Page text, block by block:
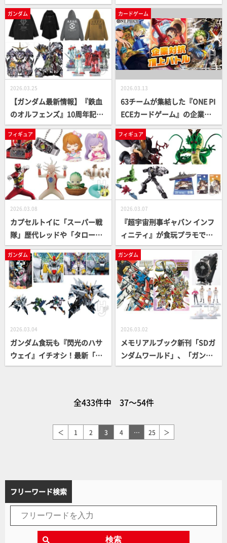
形・合体・そして可動機構を
チェックだ！【勇者エクスカ
イザー】
活！「Ξ(クスィー)ガンダム」
や「ストライクフリーダムガ
ンダム弐式」などの機体がラ
インナップ／「ならぶんで
す。」シリーズにはビックサ
イズの「ハロ」が登場【ガシ
ャポン®最新情報】
ガンダム
2026.03.25
【ガンダム最新情報】『鉄血
のオルフェンズ』10周年記念
作のBlu-ray/DVD発売決定！
『機動戦士ガンダム』登場MS
のアクスタや、ジャケットな
どのアパレル商品がズラリと
登場
カードゲーム
2026.03.13
63チームが集結した『ONE PI
ECEカードゲーム』の企業対
抗頂上バトルが開催！ 交流＆
対戦で大盛り上がり！
フィギュア
2026.03.08
カプセルトイに「スーパー戦
隊」歴代レッドや「タローマ
ン」暗闇で光るフィギュアマ
スコットなどがラインナッ
プ！【カプセルトイ最新情
報】
フィギュア
2026.03.07
『超宇宙刑事ギャバン インフ
ィニティ』が食玩プラモでも
始動！プライズフィギュアに
『ONEPIECE』シャンクスや
『BLEACH』ハリベルが登
場！【フィギュア最新情報】
ガンダム
2026.03.04
ガンダム食玩も『閃光のハサ
ウェイ』イチオシ！最新「G
フレームFA 09」は『キルケ
弾にも『ハサウェイ』のMSが
ガンダム
2026.03.02
メモリアルブック新刊「SDガ
ンダムワールド」、「ガンダ
ムビルドシリーズ」が3月24
ク腕時計」や「四春」アクス
全433件中 37～54件
＜ 1 2 3 4 … 25 ＞
フリーワード検索
検索